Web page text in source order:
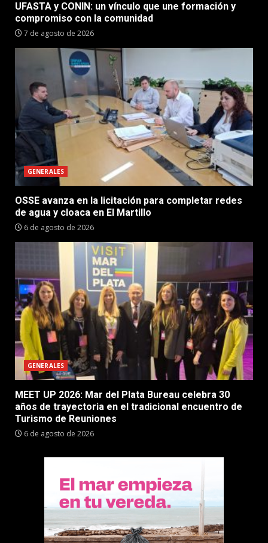
UFASTA y CONIN: un vínculo que une formación y
compromiso con la comunidad
7 de agosto de 2026
GENERALES
OSSE avanza en la licitación para completar redes
de agua y cloaca en El Martillo
6 de agosto de 2026
GENERALES
MEET UP 2026: Mar del Plata Bureau celebra 30
años de trayectoria en el tradicional encuentro de
Turismo de Reuniones
6 de agosto de 2026